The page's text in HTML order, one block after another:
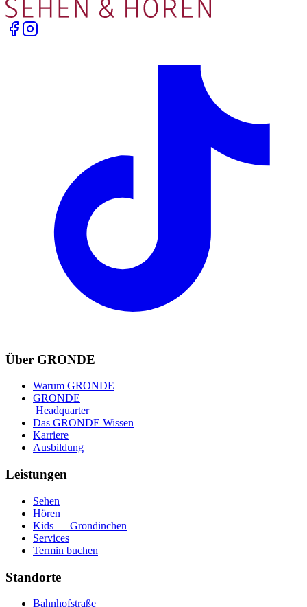
Über GRONDE
Warum GRONDE
GRONDE
Headquarter
Das GRONDE Wissen
Karriere
Ausbildung
Leistungen
Sehen
Hören
Kids — Grondinchen
Services
Termin buchen
Standorte
Bahnhofstraße